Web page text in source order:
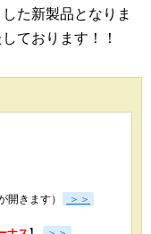
た新製品となりま
ております！！
開きます）
＞＞